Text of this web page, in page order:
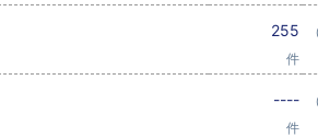
255
件
----
件